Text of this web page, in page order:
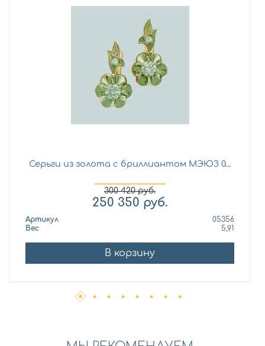
Серьги из золота с бриллиантом МЭЮЗ 0...
300 420руб.
250 350 руб.
Артикул
05356
Вес
5,91
В корзину